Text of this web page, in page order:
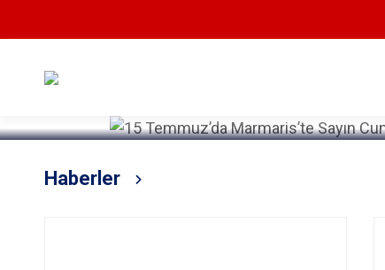
Haberler